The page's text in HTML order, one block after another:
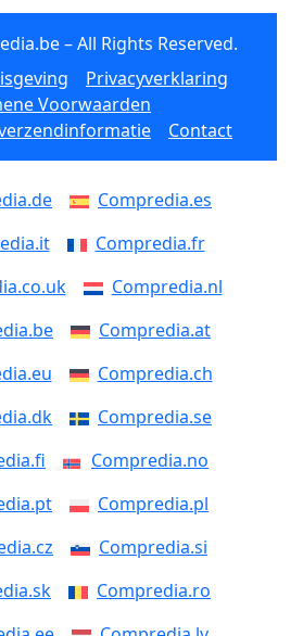
– All Rights Reserved.
Privacyverklaring
Voorwaarden
Contact
Compredia.es
Compredia.fr
Compredia.nl
Compredia.at
Compredia.ch
Compredia.se
Compredia.no
Compredia.pl
Compredia.si
Compredia.ro